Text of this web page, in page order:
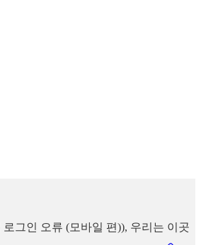
그인 오류 (모바일 편)), 우리는 이곳